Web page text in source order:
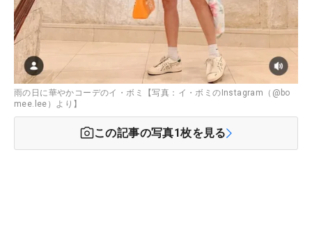
雨の日に華やかコーデのイ・ボミ【写真：イ・ボミのInstagram（@bo
mee.lee）より】
この記事の写真1枚を見る